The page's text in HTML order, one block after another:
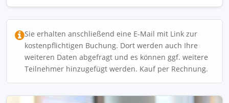
Sie erhalten anschließend eine E-Mail mit Link zur
kostenpflichtigen Buchung. Dort werden auch Ihre
weiteren Daten abgefragt und es können ggf. weitere
Teilnehmer hinzugefügt werden. Kauf per Rechnung.